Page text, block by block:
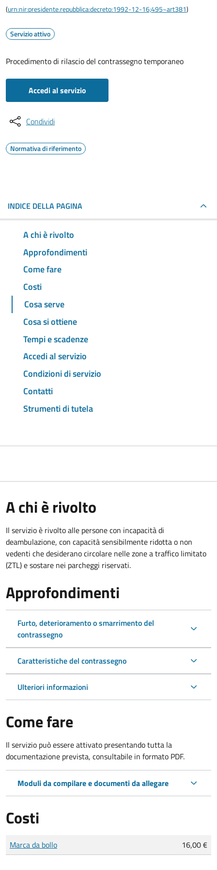
(urn:nir:presidente.repubblica:decreto:1992-12-16;495~art381)
Servizio attivo
Procedimento di rilascio del contrassegno temporaneo
Accedi al servizio
Condividi
Normativa di riferimento
INDICE DELLA PAGINA
A chi è rivolto
Approfondimenti
Come fare
Costi
Cosa serve
Cosa si ottiene
Tempi e scadenze
Accedi al servizio
Condizioni di servizio
Contatti
Strumenti di tutela
A chi è rivolto
Il servizio è rivolto alle persone con incapacità di
deambulazione, con capacità sensibilmente ridotta o non
vedenti che desiderano circolare nelle zone a traffico limitato
(ZTL) e sostare nei parcheggi riservati.
Approfondimenti
Furto, deterioramento o smarrimento del
contrassegno
Caratteristiche del contrassegno
Ulteriori informazioni
Come fare
Il servizio può essere attivato presentando tutta la
documentazione prevista, consultabile in formato PDF.
Moduli da compilare e documenti da allegare
Costi
Tipo di pagamento
Importo
Marca da bollo 16,00 €